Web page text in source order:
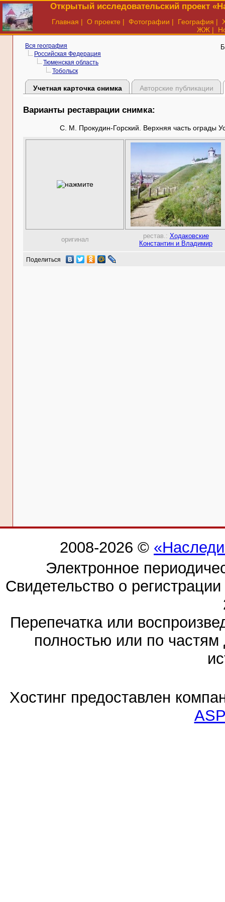
Открытый исследовательский проект
Главная | О проекте | Фотографии | География |
ЖЖ |
Вся география
Российская Федерация
Тюменская область
Тобольск
Учетная карточка снимка Авторские публикации
Варианты реставрации снимка:
С. М. Прокудин-Горский. Верхняя часть ограды
оригинал рестав.: Ходаковские
Константин и Владимир
Поделиться
2008-2026 ©
Электронное
Свидетельство о
Перепечатка или
полностью или по частям
Хостинг предоставлен